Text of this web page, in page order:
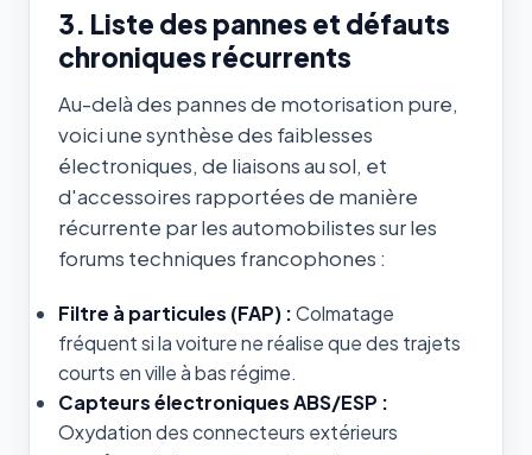
3. Liste des pannes et défauts
chroniques récurrents
Au-delà des pannes de motorisation pure,
voici une synthèse des faiblesses
électroniques, de liaisons au sol, et
d'accessoires rapportées de manière
récurrente par les automobilistes sur les
forums techniques francophones :
Filtre à particules (FAP) :Colmatage
fréquent si la voiture ne réalise que des trajets
courts en ville à bas régime.
Capteurs électroniques ABS/ESP :
Oxydation des connecteurs extérieurs